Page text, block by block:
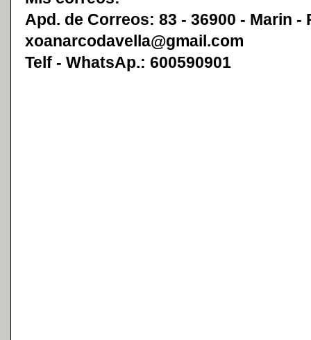
Apd. de Correos: 83 - 36900 - Marin -
xoanarcodavella@gmail.com
Telf - WhatsAp.: 600590901